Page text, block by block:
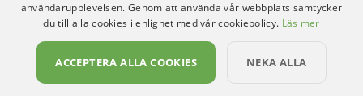
användarupplevelsen. Genom att använda vår webbplats samtycker
du till alla cookies i enlighet med vår cookiepolicy. Läs mer
ACCEPTERA ALLA COOKIES NEKA ALLA